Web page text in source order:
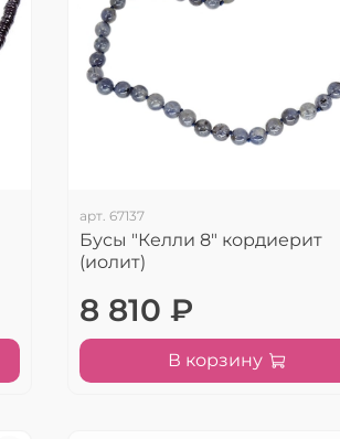
арт. 67137
Бусы "Келли 8" кордиерит
(иолит)
8 810 ₽
В корзину